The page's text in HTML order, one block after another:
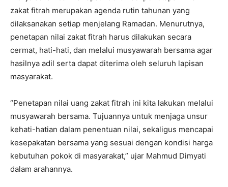
zakat fitrah merupakan agenda rutin tahunan yang
dilaksanakan setiap menjelang Ramadan. Menurutnya,
penetapan nilai zakat fitrah harus dilakukan secara
cermat, hati-hati, dan melalui musyawarah bersama agar
hasilnya adil serta dapat diterima oleh seluruh lapisan
masyarakat.
“Penetapan nilai uang zakat fitrah ini kita lakukan melalui
musyawarah bersama. Tujuannya untuk menjaga unsur
kehati-hatian dalam penentuan nilai, sekaligus mencapai
kesepakatan bersama yang sesuai dengan kondisi harga
kebutuhan pokok di masyarakat,” ujar Mahmud Dimyati
dalam arahannya.